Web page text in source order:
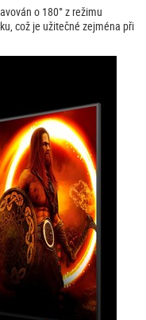
o 180° z režimu
což je užitečné zejména při